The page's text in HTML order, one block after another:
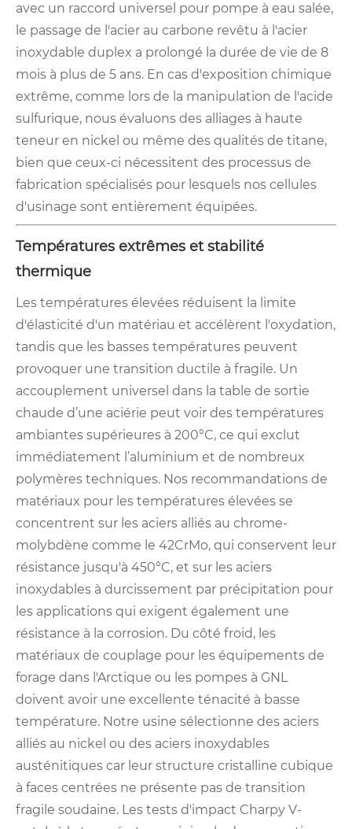
avec un raccord universel pour pompe à eau salée,
le passage de l'acier au carbone revêtu à l'acier
inoxydable duplex a prolongé la durée de vie de 8
mois à plus de 5 ans. En cas d'exposition chimique
extrême, comme lors de la manipulation de l'acide
sulfurique, nous évaluons des alliages à haute
teneur en nickel ou même des qualités de titane,
bien que ceux-ci nécessitent des processus de
fabrication spécialisés pour lesquels nos cellules
d'usinage sont entièrement équipées.
Températures extrêmes et stabilité
thermique
Les températures élevées réduisent la limite
d'élasticité d'un matériau et accélèrent l'oxydation,
tandis que les basses températures peuvent
provoquer une transition ductile à fragile. Un
accouplement universel dans la table de sortie
chaude d’une aciérie peut voir des températures
ambiantes supérieures à 200°C, ce qui exclut
immédiatement l’aluminium et de nombreux
polymères techniques. Nos recommandations de
matériaux pour les températures élevées se
concentrent sur les aciers alliés au chrome-
molybdène comme le 42CrMo, qui conservent leur
résistance jusqu'à 450°C, et sur les aciers
inoxydables à durcissement par précipitation pour
les applications qui exigent également une
résistance à la corrosion. Du côté froid, les
matériaux de couplage pour les équipements de
forage dans l'Arctique ou les pompes à GNL
doivent avoir une excellente ténacité à basse
température. Notre usine sélectionne des aciers
alliés au nickel ou des aciers inoxydables
austénitiques car leur structure cristalline cubique
à faces centrées ne présente pas de transition
fragile soudaine. Les tests d'impact Charpy V-